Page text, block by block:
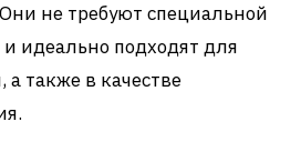
не требуют специальной
идеально подходят для
также в качестве